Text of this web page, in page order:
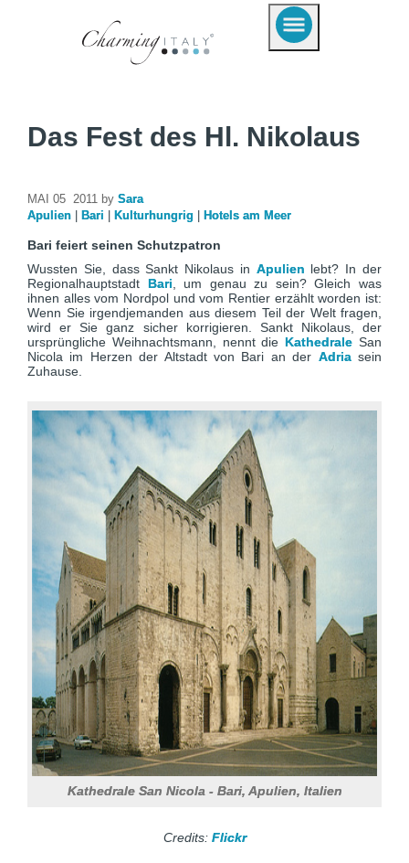
Das Fest des Hl. Nikolaus
MAI 05 2011 by Sara
Apulien
Bari Kulturhungrig Hotels am Meer
Bari feiert seinen Schutzpatron
Wussten Sie, dass Sankt Nikolaus in Apulien lebt? In der
Regionalhauptstadt Bari , um genau zu sein? Gleich was
ihnen alles vom Nordpol und vom Rentier erzählt worden ist:
Wenn Sie irgendjemanden aus diesem Teil der Welt fragen,
wird er Sie ganz sicher korrigieren. Sankt Nikolaus, der
ursprüngliche Weihnachtsmann, nennt dieKathedrale San
Nicola im Herzen der Altstadt von Bari an der Adriasein
Zuhause.
Kathedrale San Nicola - Bari, Apulien, Italien
Credits: Flickr